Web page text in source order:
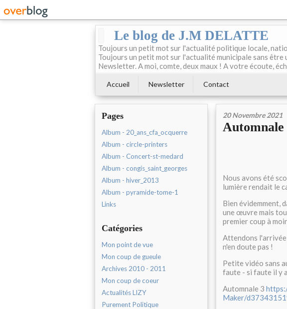
Le blog de J.M DELATTE
Toujours un petit mot sur l'actualité politique locale,
Toujours un petit mot sur l'actualité municipale sans être
Newsletter. A moi, comte, deux maux ! A votre écoute,
Accueil Newsletter Contact
Pages
Album - 20_ans_cfa_ocquerre
Album - circle-printers
Album - Concert-st-medard
Album - congis_saint_georges
Album - hiver_2013
Album - pyramide-tome-1
Links
Catégories
Mon point de vue
Mon coup de gueule
Archives 2010 - 2011
Mon coup de coeur
Actualités LIZY
Purement Politique
20 Novembre 2021
Automnale
Nous avons été
lumière rendait le
Bien évidemment,
une œuvre mais
premier coup à
Attendons l'arrivée
n'en doute pas !
Petite vidéo sans
faute - si faute il y
Automnale 3
Maker/